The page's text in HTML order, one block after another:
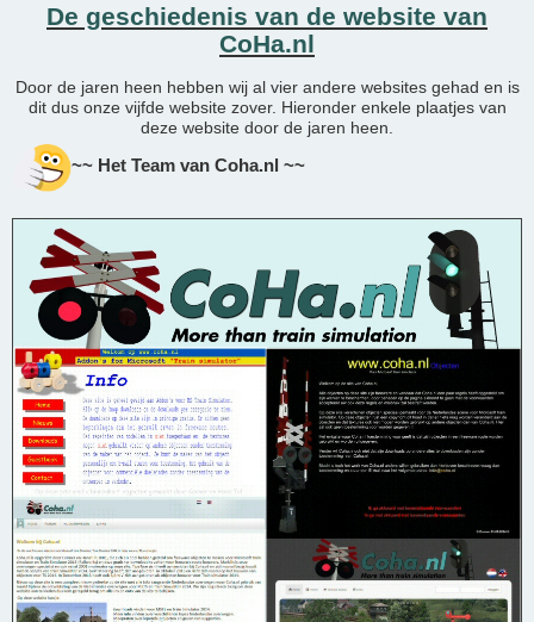
De geschiedenis van de website van
CoHa.nl
Door de jaren heen hebben wij al vier andere websites gehad en is
dit dus onze vijfde website zover. Hieronder enkele plaatjes van
deze website door de jaren heen.
~~ Het Team van Coha.nl ~~